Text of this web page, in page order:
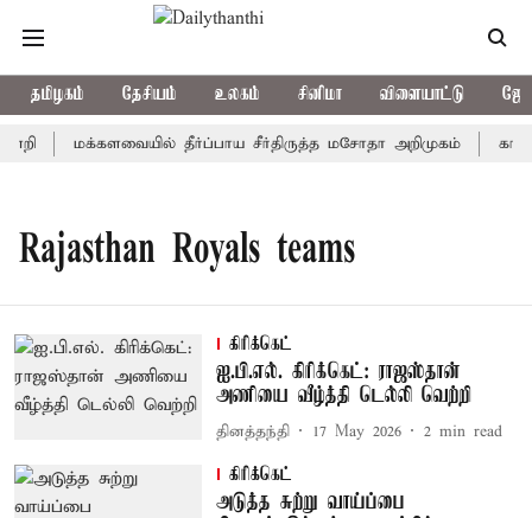
தமிழகம் தேசியம் உலகம் சினிமா விளையாட்டு
மக்களவையில் தீர்ப்பாய சீர்திருத்த மசோதா அறிமுகம்
Rajasthan Royals teams
கிரிக்கெட்
ஐ.பி.எல். கிரிக்கெட்: ராஜஸ்தான்
அணியை வீழ்த்தி டெல்லி வெற்றி
தினத்தந்தி 17 May 2026 2 min read
கிரிக்கெட்
அடுத்த சுற்று வாய்ப்பை